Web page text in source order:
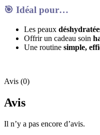
🎯 Idéal pour…
Les peaux
Offrir un cadeau soin
Une routine simple,
Avis (0)
Avis
Il n’y a pas encore d’avis.